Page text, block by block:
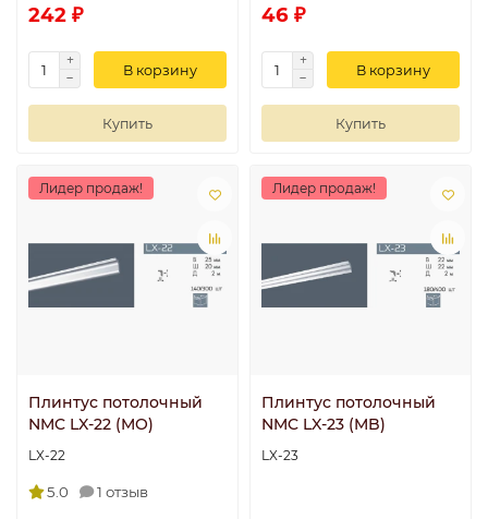
242 ₽
В корзину
Купить
46 ₽
В корзину
Купить
Лидер продаж!
Плинтус потолочный
NMC LX-22 (MO)
LX-22
5.0 1 отзыв
Лидер продаж!
Плинтус потолочный
NMC LX-23 (MB)
LX-23